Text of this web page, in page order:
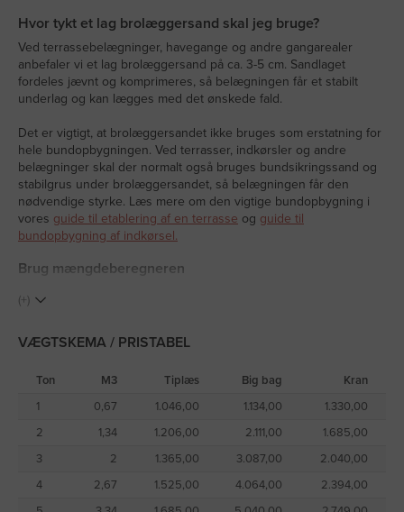
Hvor tykt et lag brolæggersand skal jeg bruge?
Ved terrassebelægninger, havegange og andre gangarealer
anbefaler vi et lag brolæggersand på ca. 3-5 cm. Sandlaget
fordeles jævnt og komprimeres, så belægningen får et stabilt
underlag og kan lægges med det ønskede fald.
Det er vigtigt, at brolæggersandet ikke bruges som erstatning for
hele bundopbygningen. Ved terrasser, indkørsler og andre
belægninger skal der normalt også bruges bundsikringssand og
stabilgrus under brolæggersandet, så belægningen får den
nødvendige styrke. Læs mere om den vigtige bundopbygning i
vores guide til etablering af en terrasse og guide til
bundopbygning af indkørsel.
Brug mængdeberegneren
Brug vores mængdeberegner her på siden, til at udregne
mængden af brolæggersand 0-4 mm, du skal bruge.
Levering af brolæggersand 0-4 mm
bliver materialet læsset af i en dynge med enten side- eller bagtip
på leveringsadressen. Denne løsning er som regel den billigste
sammenlignet med vores øvrige leveringsmuligheder.
en 10 meter lang kran, så big bags med brolæggersand kan
placeres på din grund op til 10 meter fra vejen. Har du brug for, at
(+)
VÆGTSKEMA / PRISTABEL
Ton M3 Tiplæs Big bag
Kran
1
0,67 1.046,00 1.134,00
1.330,00
2
1,34 1.206,00 2.111,00
1.685,00
3
2 1.365,00 3.087,00
2.040,00
4
2,67 1.525,00 4.064,00
2.394,00